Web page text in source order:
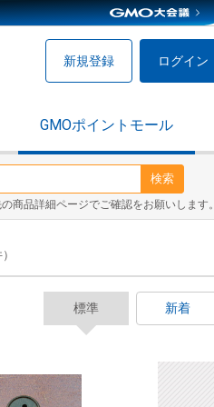
新規登録 ログイン
GMOポイントモール
検索
商品詳細ページでご確認をお願いします。
標準 新着